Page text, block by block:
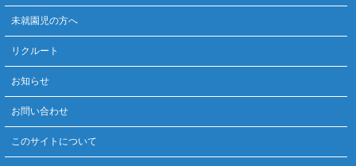
未就園児の方へ
リクルート
お知らせ
お問い合わせ
このサイトについて